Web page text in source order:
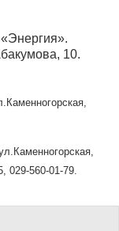
10.
029-560-01-79.